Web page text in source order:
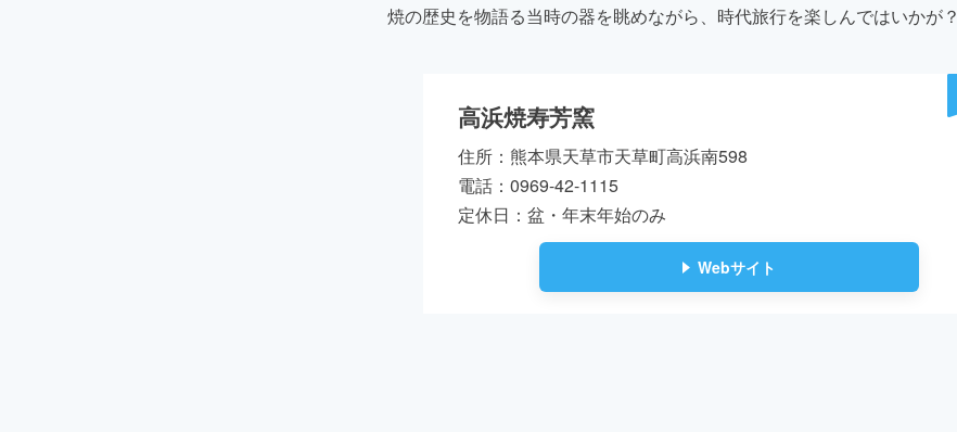
焼の歴史を物語る当時の器を眺めながら、時代旅行を楽しんではいかが？
高浜焼寿芳窯
住所：熊本県天草市天草町高浜南598
電話：0969-42-1115
定休日：盆・年末年始のみ
Webサイト